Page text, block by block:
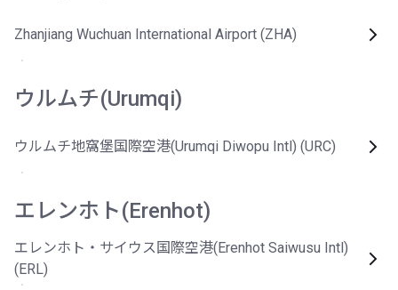
Zhanjiang Wuchuan International Airport (ZHA)
ウルムチ(Urumqi)
ウルムチ地窩堡国際空港(Urumqi Diwopu Intl) (URC)
エレンホト(Erenhot)
エレンホト・サイウス国際空港(Erenhot Saiwusu Intl)
(ERL)